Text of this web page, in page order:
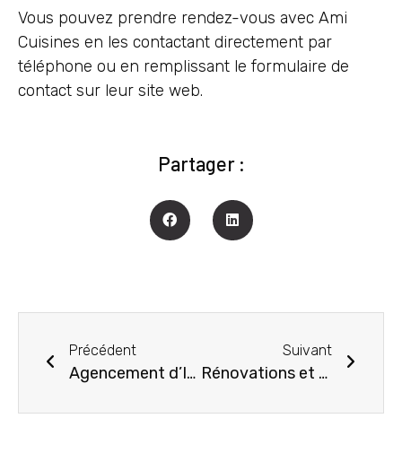
Vous pouvez prendre rendez-vous avec Ami
Cuisines en les contactant directement par
téléphone ou en remplissant le formulaire de
contact sur leur site web.
Partager :
Précédent
Agencement d’Intérieur à Gaillac : Les Tendances et Inspirations pour Embellir Votre Maison
Suivant
Rénovations et Réalisations : Découvrez les Projets d’Excellence Signés Ami Cuisines à Albi